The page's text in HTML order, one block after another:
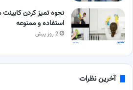
نحوه تمیز کردن
استفاده و ممنوعه
2 روز پیش
آخرین نظرات